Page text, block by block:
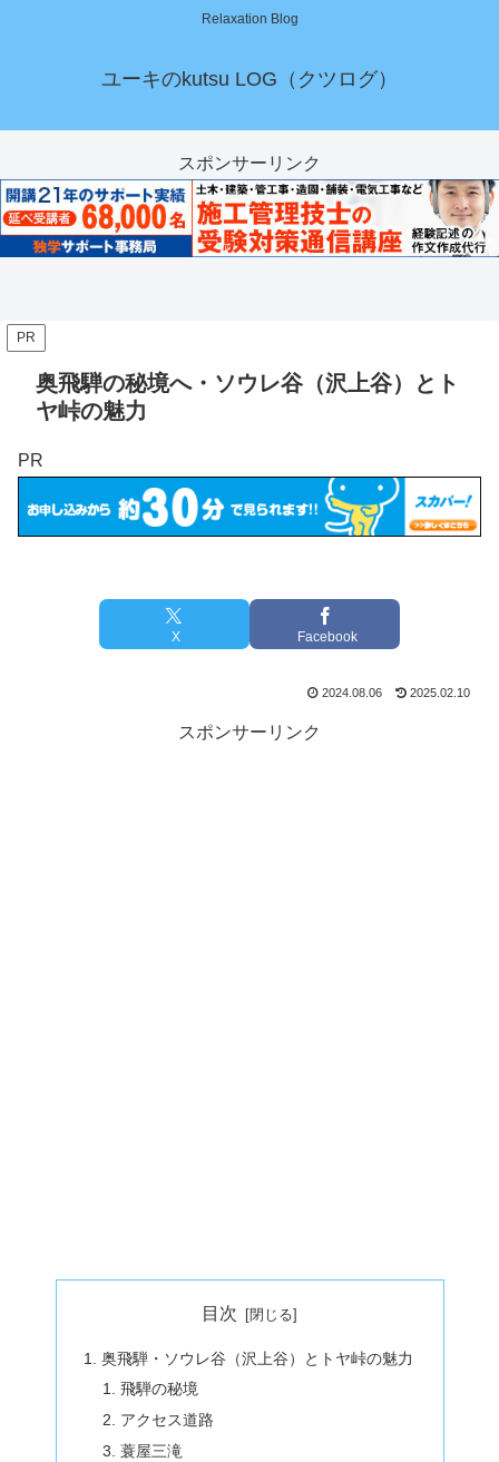
Relaxation Blog
ユーキのkutsu LOG（クツログ）
スポンサーリンク
PR
奥飛騨の秘境へ・ソウレ谷（沢上谷）とト
ヤ峠の魅力
PR
X Facebook
2024.08.06 2025.02.10
スポンサーリンク
目次
奥飛騨・ソウレ谷（沢上谷）とトヤ峠の魅力
飛騨の秘境
アクセス道路
蓑屋三滝